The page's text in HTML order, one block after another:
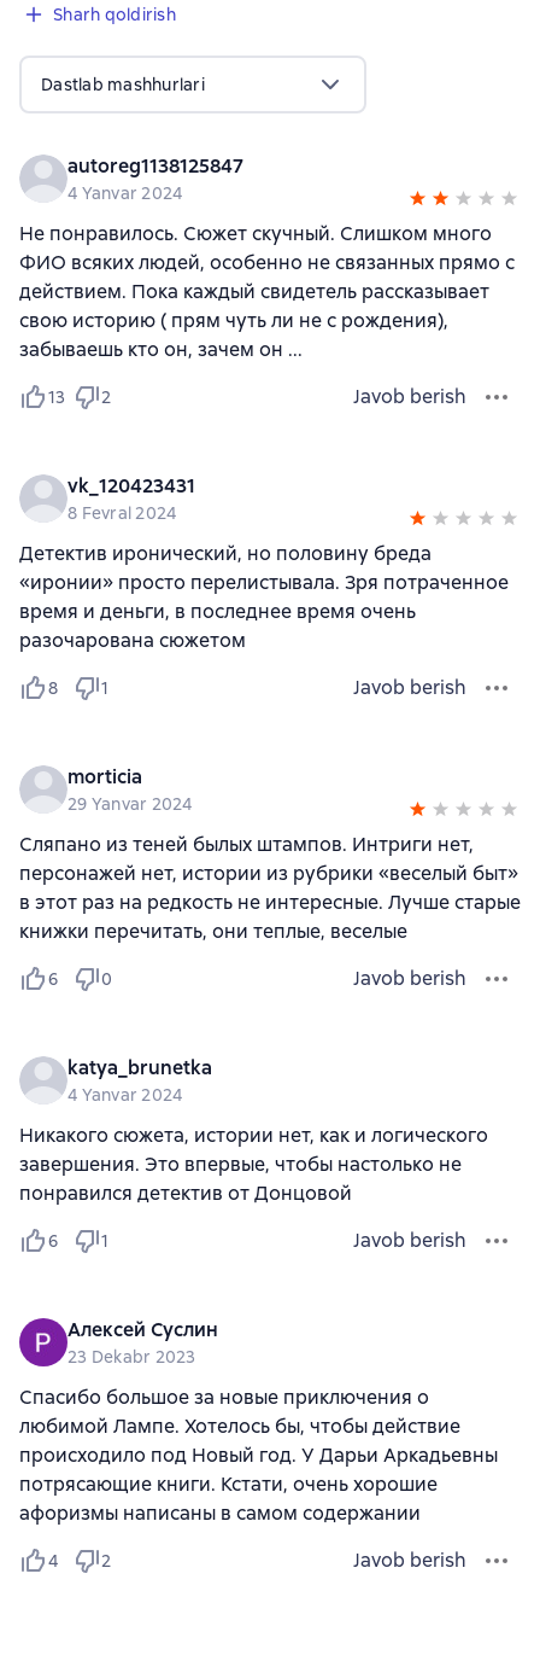
Sharh qoldirish
Dastlab mashhurlari
autoreg1138125847
4 Yanvar 2024
Не понравилось. Сюжет скучный. Слишком много
ФИО всяких людей, особенно не связанных прямо с
действием. Пока каждый свидетель рассказывает
свою историю ( прям чуть ли не с рождения),
забываешь кто он, зачем он ...
13 2 Javob berish
vk_120423431
8 Fevral 2024
Детектив иронический, но половину бреда
«иронии» просто перелистывала. Зря потраченное
время и деньги, в последнее время очень
разочарована сюжетом
8 1 Javob berish
morticia
29 Yanvar 2024
Сляпано из теней былых штампов. Интриги нет,
персонажей нет, истории из рубрики «веселый быт»
в этот раз на редкость не интересные. Лучше старые
книжки перечитать, они теплые, веселые
6 0 Javob berish
katya_brunetka
4 Yanvar 2024
Никакого сюжета, истории нет, как и логического
завершения. Это впервые, чтобы настолько не
понравился детектив от Донцовой
6 1 Javob berish
Алексей Суслин
23 Dekabr 2023
Спасибо большое за новые приключения о
любимой Лампе. Хотелось бы, чтобы действие
происходило под Новый год. У Дарьи Аркадьевны
потрясающие книги. Кстати, очень хорошие
афоризмы написаны в самом содержании
4 2 Javob berish